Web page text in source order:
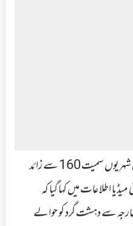
ممبئی کے 26/11 حملوں میں امریکی شہریوں سمیت 160 سے زائد
اطلاعات میں کہا گیا کہ
سے دہشت گرد کو حوالے